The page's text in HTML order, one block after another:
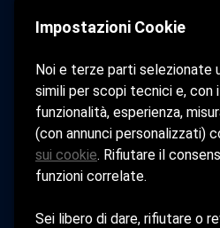
La Spiaggia
Ristorante &
Bar
Eventi & Piscina
Contatti
Impostazioni Cookie
Noi e terze parti selezionate
simili per scopi tecnici e, con
funzionalità, esperienza,
(con annunci personalizzati)
sui cookie. Rifiutare il
funzioni correlate.
Sei libero di dare, rifiutare o